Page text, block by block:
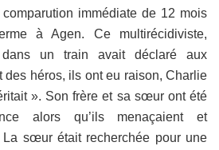
immédiate de 12 mois
à Agen. Ce multirécidiviste,
un train avait déclaré aux
des héros, ils ont eu raison, Charlie
». Son frère et sa sœur ont été
alors qu’ils menaçaient et
sœur était recherchée pour une